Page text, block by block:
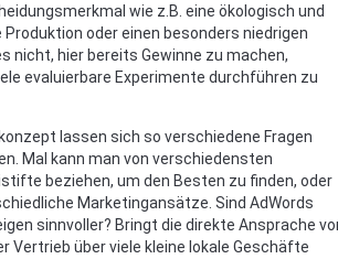
wie z.B. eine ökologisch und
oder einen besonders niedrigen
nicht, hier bereits Gewinne zu machen,
evaluierbare Experimente durchführen zu
lassen sich so verschiedene Fragen
Mal kann man von verschiedensten
beziehen, um den Besten zu finden, oder
Marketingansätze. Sind AdWords
sinnvoller? Bringt die direkte Ansprache
Vertrieb über viele kleine lokale Geschäfte